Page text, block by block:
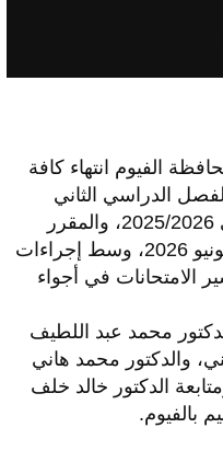
الفيوم انتهاء كافة
الدراسي الثاني
للشهادة الإعدادية للعام الدراسي 2025/2026، والمقرر
انطلاقها يوم السبت الموافق 6 يونيو 2026، وسط إجراءات
الامتحانات في أجواء
محمد عبد اللطيف
والدكتور محمد هاني
الدكتور خالد خلف
بالفيوم.